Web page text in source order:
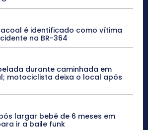
é identificado como vítima
na BR-364
durante caminhada em
motociclista deixa o local após
largar bebê de 6 meses em
ir a baile funk